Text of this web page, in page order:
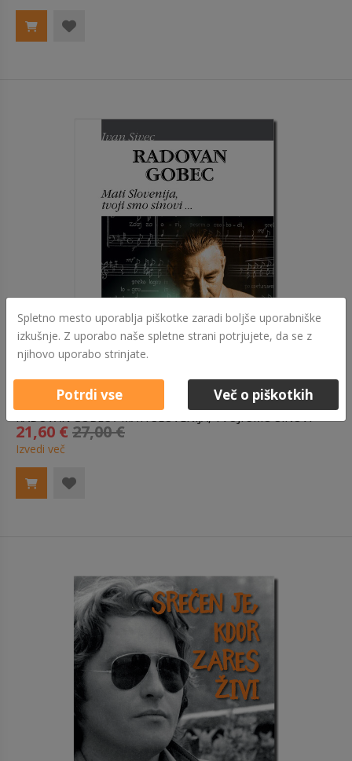
RADOVAN GOBEC / MATI SLOVENIJA, TVOJI SMO SINOVI
21,60 € 27,00 €
Izvedi več
Spletno mesto uporablja piškotke zaradi boljše uporabniške
izkušnje. Z uporabo naše spletne strani potrjujete, da se z
njihovo uporabo strinjate.
Potrdi vse Več o piškotkih